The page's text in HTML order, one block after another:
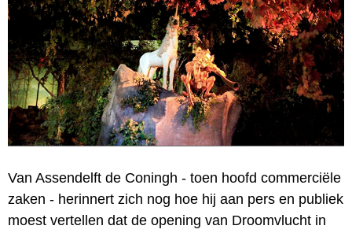
Van Assendelft de Coningh - toen hoofd commerciële
zaken - herinnert zich nog hoe hij aan pers en publiek
moest vertellen dat de opening van Droomvlucht in